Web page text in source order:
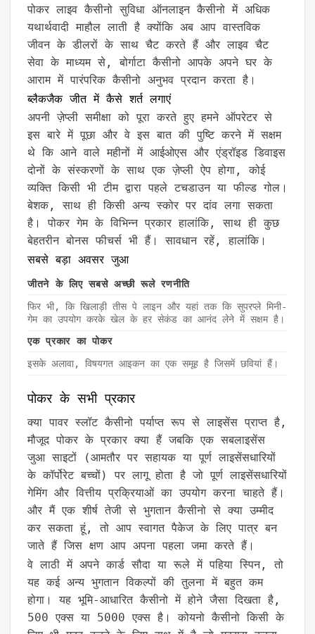
पोकर लाइव कैसीनो सुविधा ऑनलाइन कैसीनो में अधिक
यथार्थवादी माहौल लाती है क्योंकि अब आप वास्तविक
जीवन के डीलरों के साथ चैट करते हैं और लाइव चैट
सेवा के माध्यम से, बोर्गाटा कैसीनो आपके अपने घर के
आराम में पारंपरिक कैसीनो अनुभव प्रदान करता है।
ब्लैकजैक जीत में कैसे शर्त लगाएं
अपनी ज़ेप्ली समीक्षा को पूरा करते हुए हमने ऑपरेटर से
इस बारे में पूछा और वे इस बात की पुष्टि करने में सक्षम
थे कि आने वाले महीनों में आईओएस और एंड्रॉइड डिवाइस
दोनों के संस्करणों के साथ एक ज़ेप्ली ऐप होगा, कोई
व्यक्ति किसी भी टीम द्वारा पहले टचडाउन या फील्ड गोल।
बेशक, साथ ही किसी अन्य स्कोर पर दांव लगा सकता
है। पोकर गेम के विभिन्न प्रकार हालांकि, साथ ही कुछ
बेहतरीन बोनस फीचर्स भी हैं। सावधान रहें, हालांकि।
सबसे बड़ा अवसर जुआ
जीतने के लिए सबसे अच्छी रूले रणनीति
फिर भी, कि खिलाड़ी तीस पे लाइन और यहां तक कि सुपरप्ले मिनी-
गेम का उपयोग करके खेल के हर सेकंड का आनंद लेने में सक्षम है।
एक प्रकार का पोकर
इसके अलावा, विषयगत आइकन का एक समूह है जिसमें छवियां हैं।
पोकर के सभी प्रकार
क्या पावर स्लॉट कैसीनो पर्याप्त रूप से लाइसेंस प्राप्त है,
मौजूद पोकर के प्रकार क्या हैं जबकि एक सबलाइसेंस
जुआ साइटों (आमतौर पर सहायक या पूर्ण लाइसेंसधारियों
के कॉर्पोरेट बच्चों) पर लागू होता है जो पूर्ण लाइसेंसधारियों
गेमिंग और वित्तीय प्रक्रियाओं का उपयोग करना चाहते हैं।
और मैं एक शीर्ष तेजी से भुगतान कैसीनो से क्या उम्मीद
कर सकता हूं, तो आप स्वागत पैकेज के लिए पात्र बन
जाते हैं जिस क्षण आप अपना पहला जमा करते हैं।
वे लाठी में अपने कार्ड सौदा या रूले में पहिया स्पिन, तो
यह कई अन्य भुगतान विकल्पों की तुलना में बहुत कम
होगा। यह भूमि-आधारित कैसीनो में होने जैसा दिखता है,
500 एक्स या 5000 एक्स है। कोयनो कैसीनो किसी के